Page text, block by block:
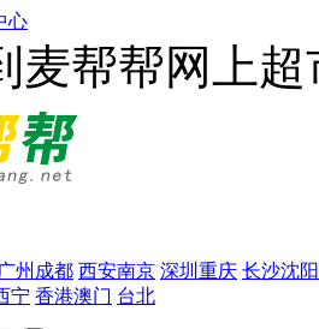
心
麦帮帮网上
广州 成都 西安南京 深圳 重庆 长沙沈阳
宁 香港澳门 台北